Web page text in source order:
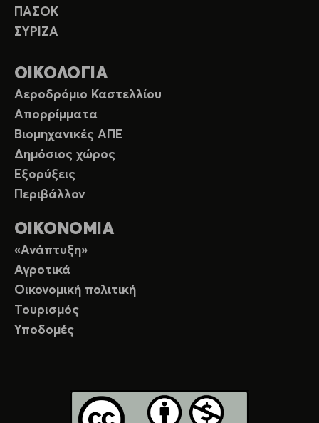
ΠΑΣΟΚ
ΣΥΡΙΖΑ
ΟΙΚΟΛΟΓΙΑ
Αεροδρόμιο Καστελλίου
Απορρίμματα
Βιομηχανικές ΑΠΕ
Δημόσιος χώρος
Εξορύξεις
Περιβάλλον
ΟΙΚΟΝΟΜΙΑ
«Ανάπτυξη»
Αγροτικά
Οικονομική πολιτική
Τουρισμός
Υποδομές